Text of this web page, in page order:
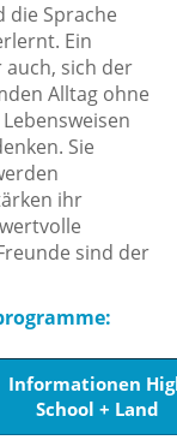
die Sprache
Ein
sich der
Alltag ohne
Sie
ihr
sind der
Informationen
School + Land